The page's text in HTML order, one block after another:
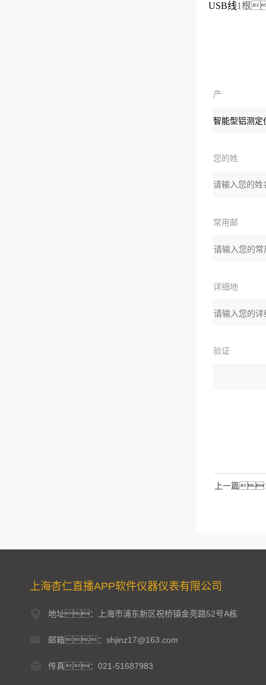
USB线1根
产
品：
您的姓
名：
常用邮
箱：
详细地
址：
验证
如：
上一篇
上海杏仁直播APP软件仪器仪表有限公司
地址：上海市浦东新区祝桥镇金亮路52号A栋
邮箱：shjinz17@163.com
传真：021-51687983